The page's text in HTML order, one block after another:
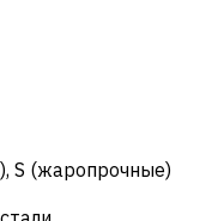
, S (жаропрочные)